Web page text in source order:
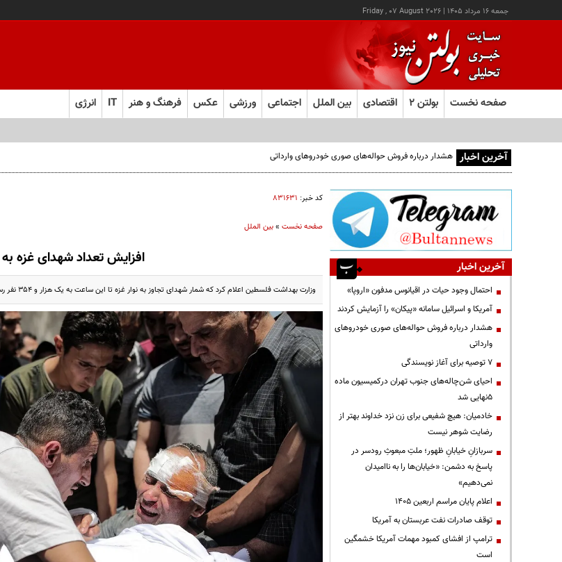
جمعه ۱۶ مرداد ۱۴۰۵ |
Friday , 07 August 2026
صفحه نخست بولتن ۲ اقتصادی بین الملل اجتماعی ورزشی عکس فرهنگ و هنر IT انرژی
آخرین اخبار هشدار درباره فروش حواله‌های صوری خودروهای وارداتی
کد خبر: ۸۳۱۶۳۱
صفحه نخست»بین الملل
افزایش تعداد شهدای غزه به ۱۳۵۴ نفر
وزارت بهداشت فلسطین اعلام کرد که شمار شهدای تجاوز به نوار غزه تا این ساعت به یک هزار و ۳۵۴ نفر رسیده است.
آخرین اخبار
احتمال وجود حیات در اقیانوس مدفون «اروپا»
آمریکا و اسرائیل سامانه «پیکان» را آزمایش کردند
هشدار درباره فروش حواله‌های صوری خودروهای
وارداتی
۷ توصیه برای آغاز نویسندگی
احیای شن‌چاله‌های جنوب تهران درکمیسیون ماده
۵نهایی شد
خادمیان: هیچ شفیعی برای زن نزد خداوند بهتر از
رضایت شوهر نیست
سربازانِ خیابانِ ظهور؛ ملتِ مبعوثِ رودسر در
پاسخ به دشمن: «خیابان‌ها را به ناامیدان
نمی‌دهیم»
اعلام پایان مراسم اربعین ۱۴۰۵
توقف صادرات نفت عربستان به آمریکا
ترامپ از افشای کمبود مهمات آمریکا خشمگین
است